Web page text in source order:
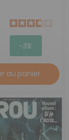
-3%
au panier